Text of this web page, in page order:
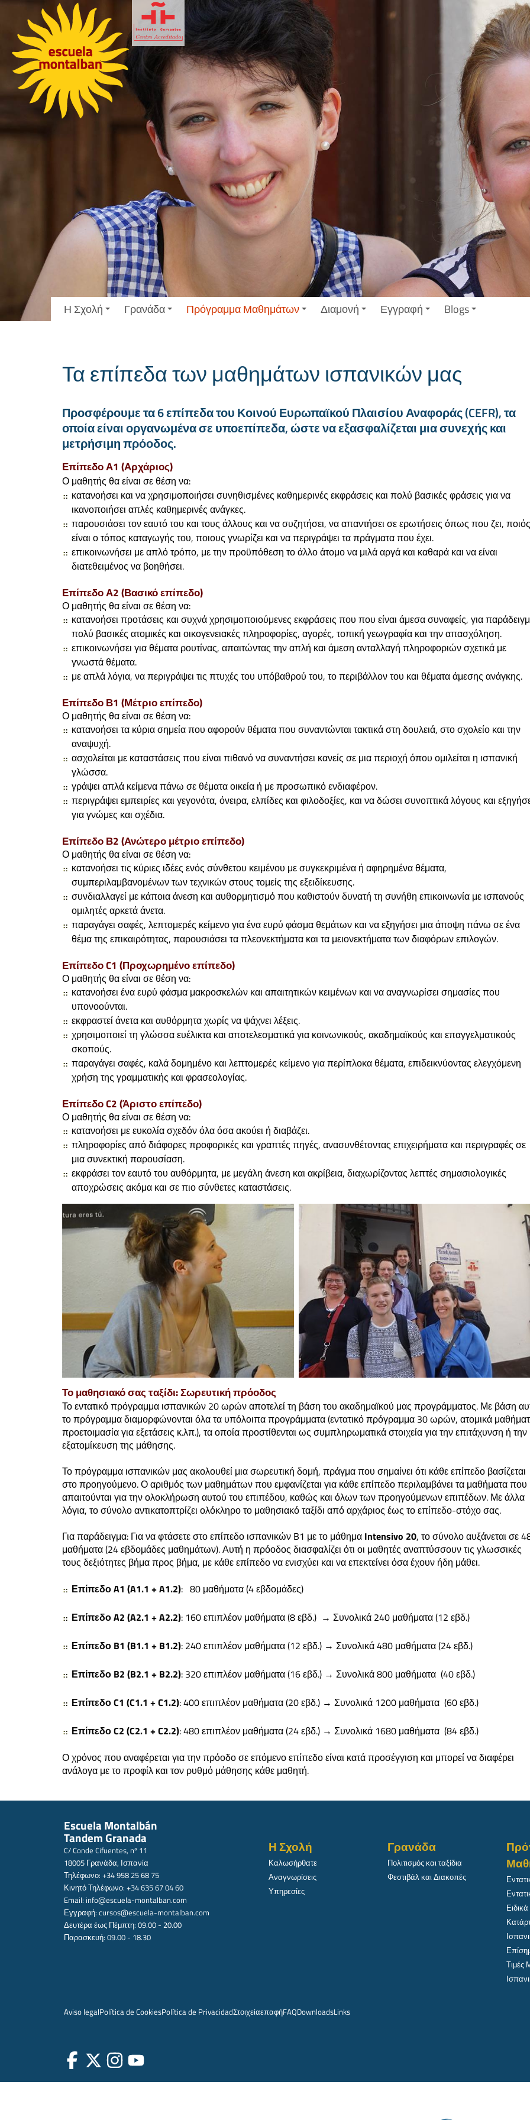
Η Σχολή Γρανάδα Πρόγραμμα Μαθημάτων Διαμονή Εγγραφή Blogs
Τα επίπεδα των μαθημάτων ισπανικών μας
Προσφέρουμε τα 6 επίπεδα του Κοινού Ευρωπαϊκού Πλαισίου Αναφοράς (CEFR), τα
οποία είναι οργανωμένα σε υποεπίπεδα, ώστε να εξασφαλίζεται μια συνεχής και
μετρήσιμη πρόοδος.
Επίπεδο Α1 (Αρχάριος)
Ο μαθητής θα είναι σε θέση να:
κατανοήσει και να χρησιμοποιήσει συνηθισμένες καθημερινές εκφράσεις και πολύ βασικές φράσεις για να
ικανοποιήσει απλές καθημερινές ανάγκες.
παρουσιάσει τον εαυτό του και τους άλλους και να συζητήσει, να απαντήσει σε ερωτήσεις όπως που ζει,
είναι ο τόπος καταγωγής του, ποιους γνωρίζει και να περιγράψει τα πράγματα που έχει.
επικοινωνήσει με απλό τρόπο, με την προϋπόθεση το άλλο άτομο να μιλά αργά και καθαρά και να είναι
διατεθειμένος να βοηθήσει.
Επίπεδο Α2 (Βασικό επίπεδο)
Ο μαθητής θα είναι σε θέση να:
κατανοήσει προτάσεις και συχνά χρησιμοποιούμενες εκφράσεις που που είναι άμεσα συναφείς, για
πολύ βασικές ατομικές και οικογενειακές πληροφορίες, αγορές, τοπική γεωγραφία και την απασχόληση.
επικοινωνήσει για θέματα ρουτίνας, απαιτώντας την απλή και άμεση ανταλλαγή πληροφοριών σχετικά με
γνωστά θέματα.
με απλά λόγια, να περιγράψει τις πτυχές του υπόβαθρού του, το περιβάλλον του και θέματα άμεσης ανάγκης.
Επίπεδο Β1 (Μέτριο επίπεδο)
Ο μαθητής θα είναι σε θέση να:
κατανοήσει τα κύρια σημεία που αφορούν θέματα που συναντώνται τακτικά στη δουλειά, στο σχολείο και την
αναψυχή.
ασχολείται με καταστάσεις που είναι πιθανό να συναντήσει κανείς σε μια περιοχή όπου ομιλείται η ισπανική
γλώσσα.
γράψει απλά κείμενα πάνω σε θέματα οικεία ή με προσωπικό ενδιαφέρον.
περιγράψει εμπειρίες και γεγονότα, όνειρα, ελπίδες και φιλοδοξίες, και να δώσει συνοπτικά λόγους και
για γνώμες και σχέδια.
Επίπεδο Β2 (Ανώτερο μέτριο επίπεδο)
Ο μαθητής θα είναι σε θέση να:
κατανοήσει τις κύριες ιδέες ενός σύνθετου κειμένου με συγκεκριμένα ή αφηρημένα θέματα,
συμπεριλαμβανομένων των τεχνικών στους τομείς της εξειδίκευσης.
συνδιαλλαγεί με κάποια άνεση και αυθορμητισμό που καθιστούν δυνατή τη συνήθη επικοινωνία με ισπανούς
ομιλητές αρκετά άνετα.
παραγάγει σαφές, λεπτομερές κείμενο για ένα ευρύ φάσμα θεμάτων και να εξηγήσει μια άποψη πάνω σε ένα
θέμα της επικαιρότητας, παρουσιάσει τα πλεονεκτήματα και τα μειονεκτήματα των διαφόρων επιλογών.
Επίπεδο C1 (Προχωρημένο επίπεδο)
Ο μαθητής θα είναι σε θέση να:
κατανοήσει ένα ευρύ φάσμα μακροσκελών και απαιτητικών κειμένων και να αναγνωρίσει σημασίες που
υπονοούνται.
εκφραστεί άνετα και αυθόρμητα χωρίς να ψάχνει λέξεις.
χρησιμοποιεί τη γλώσσα ευέλικτα και αποτελεσματικά για κοινωνικούς, ακαδημαϊκούς και επαγγελματικούς
σκοπούς.
παραγάγει σαφές, καλά δομημένο και λεπτομερές κείμενο για περίπλοκα θέματα, επιδεικνύοντας ελεγχόμενη
χρήση της γραμματικής και φρασεολογίας.
Επίπεδο C2 (Άριστο επίπεδο)
Ο μαθητής θα είναι σε θέση να:
κατανοήσει με ευκολία σχεδόν όλα όσα ακούει ή διαβάζει.
πληροφορίες από διάφορες προφορικές και γραπτές πηγές, ανασυνθέτοντας επιχειρήματα και περιγραφές σε
μια συνεκτική παρουσίαση.
εκφράσει τον εαυτό του αυθόρμητα, με μεγάλη άνεση και ακρίβεια, διαχωρίζοντας λεπτές σημασιολογικές
αποχρώσεις ακόμα και σε πιο σύνθετες καταστάσεις.
Το μαθησιακό σας ταξίδι: Σωρευτική πρόοδος
Το εντατικό πρόγραμμα ισπανικών 20 ωρών αποτελεί τη βάση του ακαδημαϊκού μας προγράμματος. Με βάση
το πρόγραμμα διαμορφώνονται όλα τα υπόλοιπα προγράμματα (εντατικό πρόγραμμα 30 ωρών, ατομικά
προετοιμασία για εξετάσεις κ.λπ.), τα οποία προστίθενται ως συμπληρωματικά στοιχεία για την επιτάχυνση ή την
εξατομίκευση της μάθησης.
Το πρόγραμμα ισπανικών μας ακολουθεί μια σωρευτική δομή, πράγμα που σημαίνει ότι κάθε επίπεδο βασίζεται
στο προηγούμενο. Ο αριθμός των μαθημάτων που εμφανίζεται για κάθε επίπεδο περιλαμβάνει τα μαθήματα που
απαιτούνται για την ολοκλήρωση αυτού του επιπέδου, καθώς και όλων των προηγούμενων επιπέδων. Με άλλα
λόγια, το σύνολο αντικατοπτρίζει ολόκληρο το μαθησιακό ταξίδι από αρχάριος έως το επίπεδο-στόχο σας.
Για παράδειγμα: Για να φτάσετε στο επίπεδο ισπανικών B1 με το μάθημα Intensivo 20, το σύνολο αυξάνεται σε
μαθήματα (24 εβδομάδες μαθημάτων). Αυτή η πρόοδος διασφαλίζει ότι οι μαθητές αναπτύσσουν τις γλωσσικές
τους δεξιότητες βήμα προς βήμα, με κάθε επίπεδο να ενισχύει και να επεκτείνει όσα έχουν ήδη μάθει.
Επίπεδο A1 (A1.1 + A1.2): 80 μαθήματα (4 εβδομάδες)
Επίπεδο A2 (A2.1 + A2.2): 160 επιπλέον μαθήματα (8 εβδ.) → Συνολικά 240 μαθήματα (12 εβδ.)
Επίπεδο B1 (B1.1 + B1.2): 240 επιπλέον μαθήματα (12 εβδ.) → Συνολικά 480 μαθήματα (24 εβδ.)
Επίπεδο B2 (B2.1 + B2.2): 320 επιπλέον μαθήματα (16 εβδ.) → Συνολικά 800 μαθήματα (40 εβδ.)
Επίπεδο C1 (C1.1 + C1.2): 400 επιπλέον μαθήματα (20 εβδ.) → Συνολικά 1200 μαθήματα (60 εβδ.)
Επίπεδο C2 (C2.1 + C2.2): 480 επιπλέον μαθήματα (24 εβδ.) → Συνολικά 1680 μαθήματα (84 εβδ.)
Ο χρόνος που αναφέρεται για την πρόοδο σε επόμενο επίπεδο είναι κατά προσέγγιση και μπορεί να διαφέρει
ανάλογα με το προφίλ και τον ρυθμό μάθησης κάθε μαθητή.
Escuela Montalbán
Tandem Granada
C/ Conde Cifuentes, nº 11
18005 Γρανάδα, Ισπανία
Τηλέφωνο: +34 958 25 68 75
Κινητό Τηλέφωνο: +34 635 67 04 60
Email: info@escuela-montalban.com
Εγγραφή: cursos@escuela-montalban.com
Δευτέρα έως Πέμπτη: 09.00 - 20.00
Παρασκευή: 09.00 - 18.30
Η Σχολή
Καλωσήρθατε
Αναγνωρίσεις
Υπηρεσίες
Γρανάδα
Πολιτισμός και ταξίδια
Φεστιβάλ και Διακοπές
Τιμές
Aviso legalPolítica de CookiesPolítica de PrivacidadΣτοιχείαεπαφήFAQDownloadsLinks